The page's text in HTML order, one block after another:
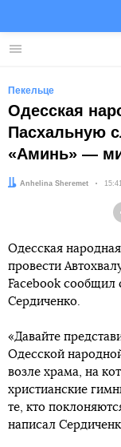
Меню
Пекельце
Одесская
Пасхальную
«Аминь» —
Автор:
Anhelina Sheremet
Одесская народная
провести
Facebook сообщил
Сердиченко.
«Давайте
Одесской
возле храма, на
христианские
те, кто
написал